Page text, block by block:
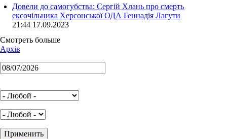
Довели до самогубства: Сергій Хлань про смерть
ексочільника Херсонської ОДА Геннадія Лагути
21:44 17.09.2023
Смотреть больше
Архів